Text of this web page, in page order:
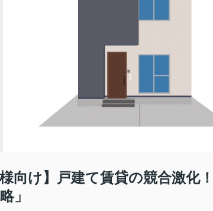
様向け】戸建て賃貸の競合激
」